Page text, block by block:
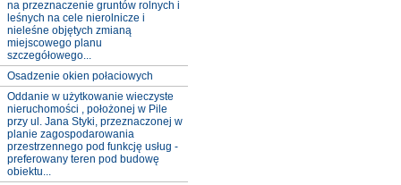
na przeznaczenie gruntów rolnych i
leśnych na cele nierolnicze i
nieleśne objętych zmianą
miejscowego planu
szczegółowego...
Osadzenie okien połaciowych
Oddanie w użytkowanie wieczyste
nieruchomości , położonej w Pile
przy ul. Jana Styki, przeznaczonej w
planie zagospodarowania
przestrzennego pod funkcję usług -
preferowany teren pod budowę
obiektu...